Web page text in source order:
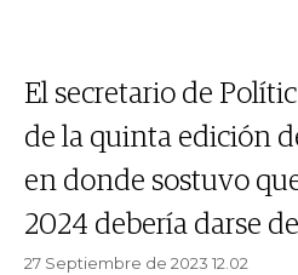
El secretario de
de la quinta edición
en donde sostuvo
2024 debería darse
27 Septiembre de 2023 12.02